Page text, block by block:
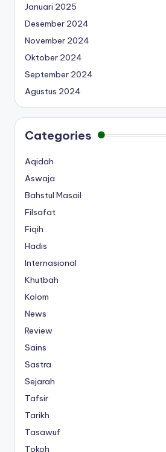
Januari 2025
Desember 2024
November 2024
Oktober 2024
September 2024
Agustus 2024
Categories
Aqidah
Aswaja
Bahstul Masail
Filsafat
Fiqih
Hadis
Internasional
Khutbah
Kolom
News
Review
Sains
Sastra
Sejarah
Tafsir
Tarikh
Tasawuf
Tokoh